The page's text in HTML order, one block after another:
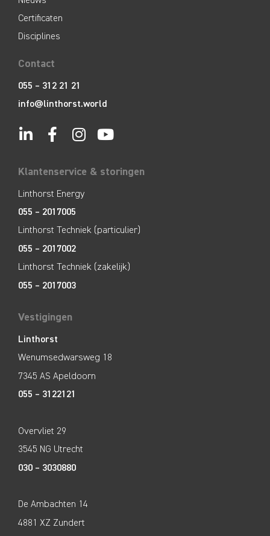
Certificaten
Disciplines
Contact
055 – 312 21 21
info@linthorst.world
Klantenservice & storingen
Linthorst Energy
055 – 2017005
Linthorst Techniek (particulier)
055 – 2017002
Linthorst Techniek (zakelijk)
055 – 2017003
Vestigingen
Linthorst
Wenumsedwarsweg 18
7345 AS Apeldoorn
055 – 3122121
Overvliet 29
3545 NG Utrecht
030 – 3030880
De Ambachten 14
4881 XZ Zundert